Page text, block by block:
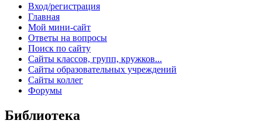
Вход/регистрация
Главная
Мой мини-сайт
Ответы на вопросы
Поиск по сайту
Сайты классов, групп, кружков...
Сайты образовательных учреждений
Сайты коллег
Форумы
Библиотека